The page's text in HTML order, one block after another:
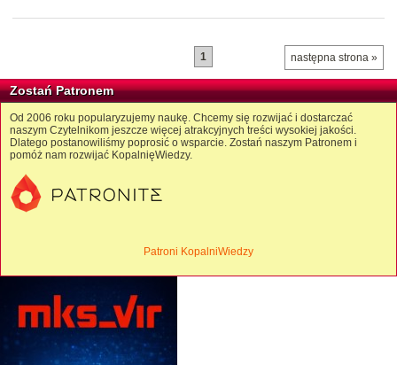
następna strona »
1
Zostań Patronem
Od 2006 roku popularyzujemy naukę. Chcemy się rozwijać i dostarczać
naszym Czytelnikom jeszcze więcej atrakcyjnych treści wysokiej jakości.
Dlatego postanowiliśmy poprosić o wsparcie. Zostań naszym Patronem i
pomóż nam rozwijać KopalnięWiedzy.
Patroni KopalniWiedzy